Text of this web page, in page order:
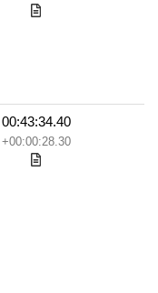
00:43:34.40
+00:00:28.30